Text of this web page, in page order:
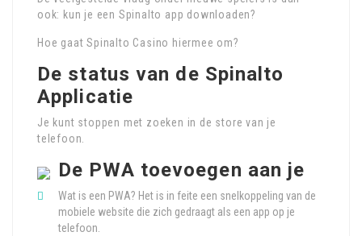
ook: kun je een Spinalto app downloaden?
Hoe gaat Spinalto Casino hiermee om?
De status van de Spinalto
Applicatie
Je kunt stoppen met zoeken in de store van je
telefoon.
Wat is een PWA? Het is in feite een snelkoppeling van de
mobiele website die zich gedraagt als een app op je
telefoon.
De PWA toevoegen aan je